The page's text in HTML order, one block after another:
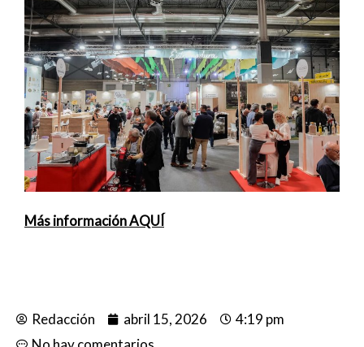
Más información AQUÍ
Redacción abril 15, 2026
4:19 pm